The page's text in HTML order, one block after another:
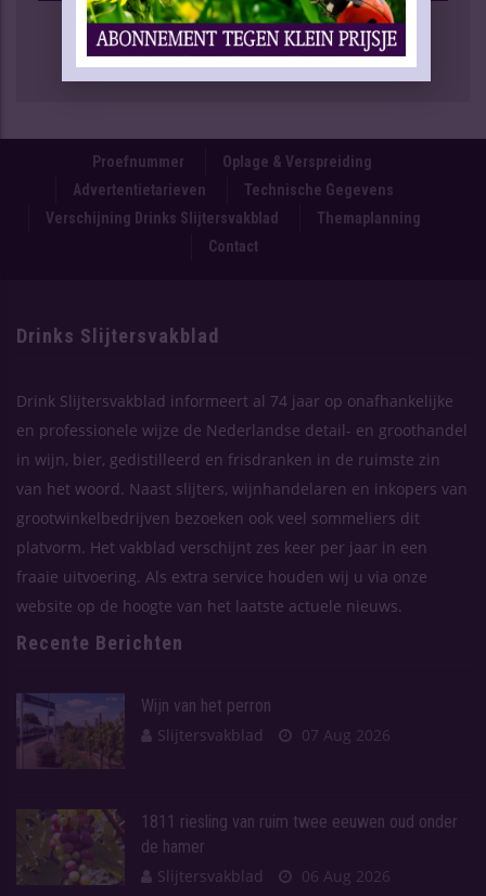
Proefnummer
Oplage & Verspreiding
Advertentietarieven
Technische Gegevens
Verschijning Drinks Slijtersvakblad
Themaplanning
Contact
Drinks Slijtersvakblad
Drink Slijtersvakblad informeert al 74 jaar op onafhankelijke
en professionele wijze de Nederlandse detail- en groothandel
in wijn, bier, gedistilleerd en frisdranken in de ruimste zin
van het woord. Naast slijters, wijnhandelaren en inkopers van
grootwinkelbedrijven bezoeken ook veel sommeliers dit
platvorm. Het vakblad verschijnt zes keer per jaar in een
fraaie uitvoering. Als extra service houden wij u via onze
website op de hoogte van het laatste actuele nieuws.
Recente Berichten
Wijn van het perron
Slijtersvakblad
07 Aug 2026
1811 riesling van ruim twee eeuwen oud onder
de hamer
Slijtersvakblad
06 Aug 2026